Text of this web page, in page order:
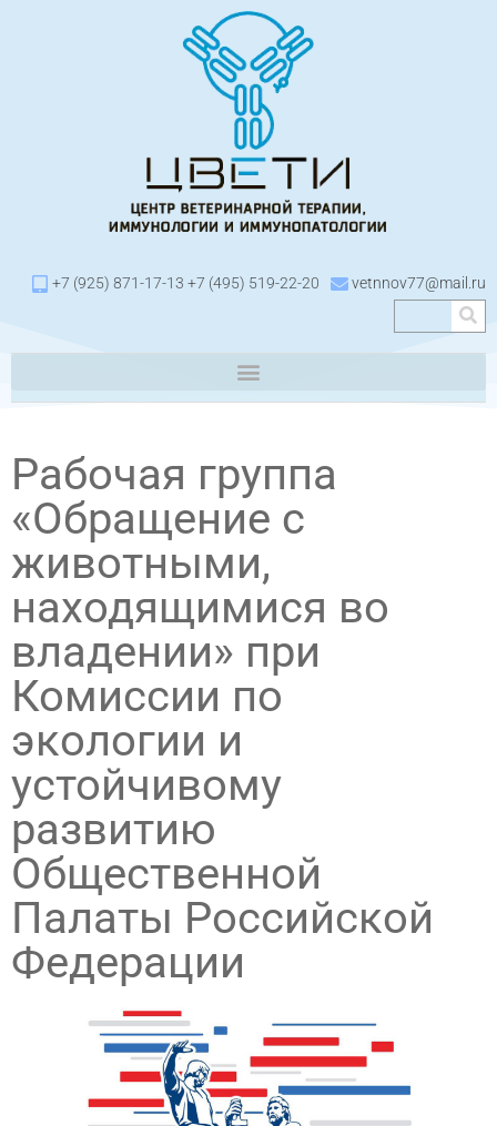
+7 (925) 871-17-13 +7 (495) 519-22-20 vetnnov77@mail.ru
Рабочая группа
«Обращение с
животными,
находящимися во
владении» при
Комиссии по
экологии и
устойчивому
развитию
Общественной
Палаты Российской
Федерации